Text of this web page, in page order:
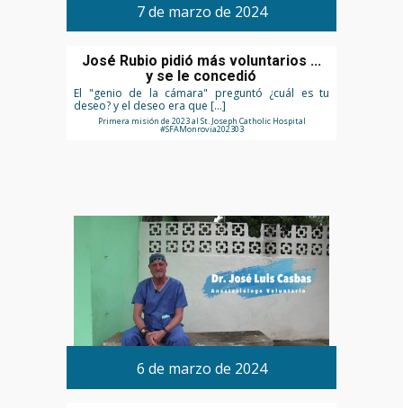
7 de marzo de 2024
José Rubio pidió más voluntarios ...
y se le concedió
El "genio de la cámara" preguntó ¿cuál es tu
deseo? y el deseo era que […]
Primera misión de 2023 al St. Joseph Catholic Hospital
#SFAMonrovia202303
6 de marzo de 2024